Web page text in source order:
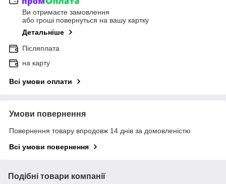
Ви отримаєте замовлення
або гроші повернуться на вашу картку
Детальніше
Післяплата
на карту
Всі умови оплати
Умови повернення
Повернення товару впродовж 14 днів за домовленістю
Всі умови повернення
Подібні товари компанії